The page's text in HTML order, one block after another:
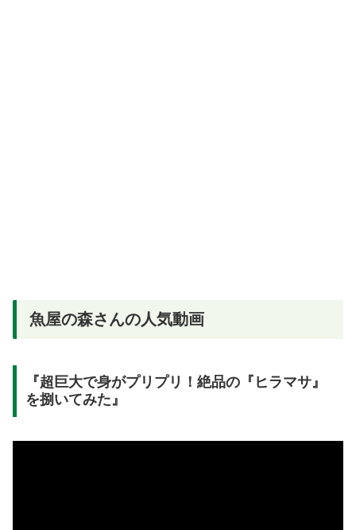
魚屋の森さんの人気動画
『超巨大で身がプリプリ！絶品の『ヒラマサ』
を捌いてみた』